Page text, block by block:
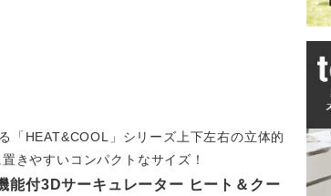
「HEAT&COOL」シリーズ上下左右の立体的
きやすいコンパクトなサイズ！
能付3Dサーキュレーター ヒート＆クー